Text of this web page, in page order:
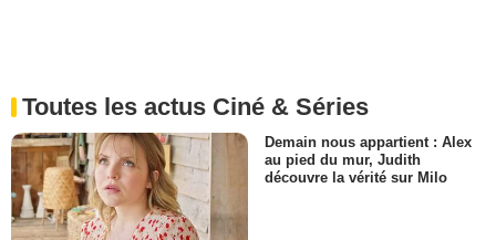
Toutes les actus Ciné & Séries
Demain nous appartient : Alex
au pied du mur, Judith
découvre la vérité sur Milo